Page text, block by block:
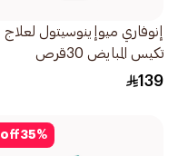
إنوفاري ميوإينوسيتول لعلاج
تكيس المبايض 30قرص
139
35%
off